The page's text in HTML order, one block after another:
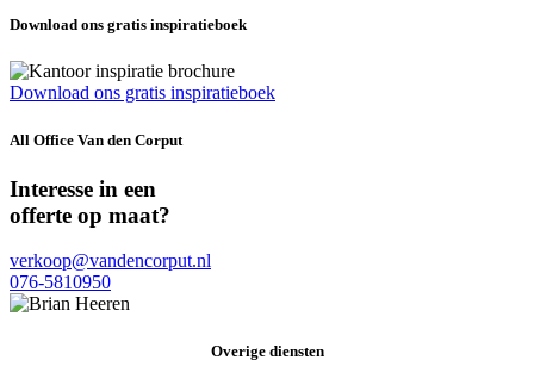
Download ons gratis inspiratieboek
Download ons gratis inspiratieboek
All Office Van den Corput
Interesse in een
offerte op maat?
verkoop@vandencorput.nl
076-5810950
Overige diensten